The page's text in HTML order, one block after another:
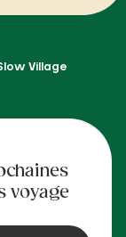
Village
voyage